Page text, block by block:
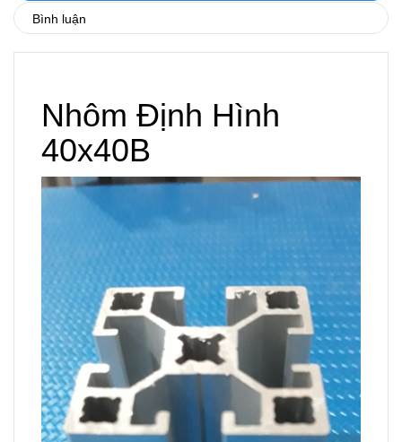
Bình luận
Nhôm Định Hình
40x40B